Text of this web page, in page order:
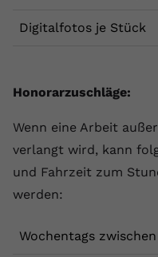
Digitalfotos je Stück
Honorarzuschläge:
Wenn eine Arbeit
verlangt wird, kann
und Fahrzeit zum
werden:
Wochentags